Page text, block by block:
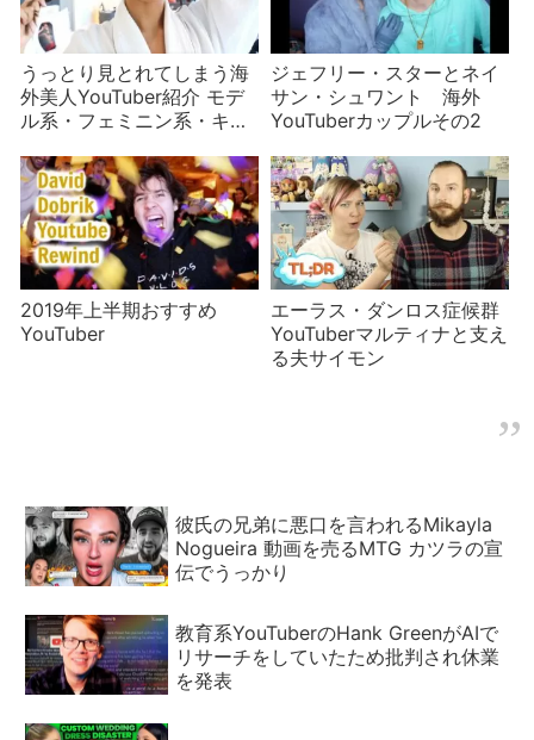
うっとり見とれてしまう海
外美人YouTuber紹介 モデ
ル系・フェミニン系・キュ
ジェフリー・スターとネイ
サン・シュワント 海外
YouTuberカップルその2
2019年上半期おすすめ
YouTuber
エーラス・ダンロス症候群
YouTuberマルティナと支え
る夫サイモン
彼氏の兄弟に悪口を言われるMikayla
Nogueira 動画を売るMTG カツラの宣
伝でうっかり
教育系YouTuberのHank GreenがAIで
リサーチをしていたため批判され休業
を発表